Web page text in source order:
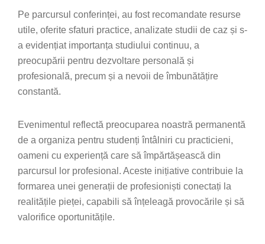
Pe parcursul conferinței, au fost recomandate resurse
utile, oferite sfaturi practice, analizate studii de caz și s-
a evidențiat importanța studiului continuu, a
preocupării pentru dezvoltare personală și
profesională, precum și a nevoii de îmbunătățire
constantă.
Evenimentul reflectă preocuparea noastră permanentă
de a organiza pentru studenți întâlniri cu practicieni,
oameni cu experiență care să împărtășească din
parcursul lor profesional. Aceste inițiative contribuie la
formarea unei generații de profesioniști conectați la
realitățile pieței, capabili să înțeleagă provocările și să
valorifice oportunitățile.